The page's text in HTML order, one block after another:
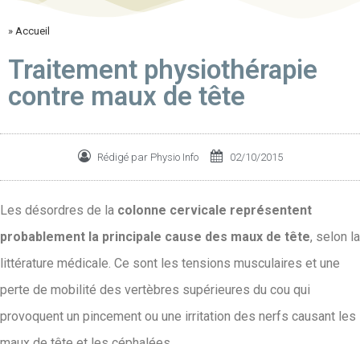
» Accueil
Traitement physiothérapie
contre maux de tête
Rédigé par Physio Info 02/10/2015
Les désordres de la colonne cervicale représentent
probablement la principale cause des maux de tête, selon la
littérature médicale. Ce sont les tensions musculaires et une
perte de mobilité des vertèbres supérieures du cou qui
provoquent un pincement ou une irritation des nerfs causant les